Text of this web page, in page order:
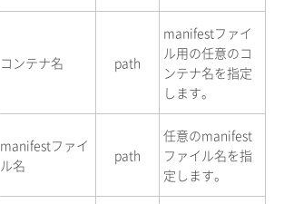
コンテナ名 path
manifestファイ
ル用の任意のコ
ンテナ名を指定
します。
manifestファイ
ル名
path
任意のmanifest
ファイル名を指
定します。